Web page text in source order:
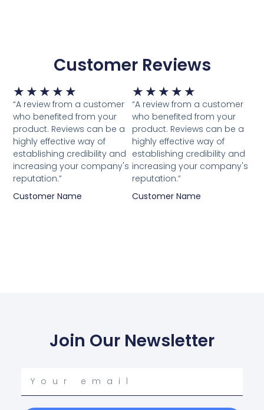
Customer Reviews
★ ★ ★ ★ ★ Waardering
5
van
5
“A review from a customer
who benefited from your
product. Reviews can be a
highly effective way of
establishing credibility and
increasing your company's
reputation.”
Customer Name
★ ★ ★ ★ ★
5
van
5
“A review from a customer
who benefited from your
product. Reviews can be a
highly effective way of
establishing credibility and
increasing your company's
reputation.”
Customer Name
Join Our Newsletter
email